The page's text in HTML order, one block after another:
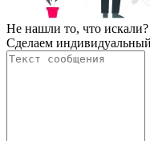
Не нашли то, что искали?
Сделаем